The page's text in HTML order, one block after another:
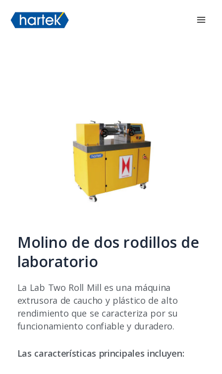
contenido
Molino de dos rodillos de
laboratorio
La Lab Two Roll Mill es una máquina
extrusora de caucho y plástico de alto
rendimiento que se caracteriza por su
funcionamiento confiable y duradero.
Las características principales incluyen: